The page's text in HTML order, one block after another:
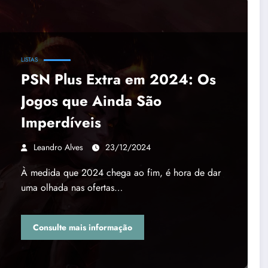
LISTAS
PSN Plus Extra em 2024: Os
Jogos que Ainda São
Imperdíveis
Leandro Alves 23/12/2024
À medida que 2024 chega ao fim, é hora de dar
uma olhada nas ofertas…
Consulte mais informação